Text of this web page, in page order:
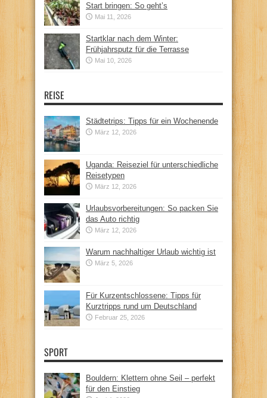
Start bringen: So geht’s
Mai 11, 2026
Startklar nach dem Winter:
Frühjahrsputz für die Terrasse
Mai 10, 2026
REISE
Städtetrips: Tipps für ein Wochenende
März 12, 2026
Uganda: Reiseziel für unterschiedliche
Reisetypen
März 12, 2026
Urlaubsvorbereitungen: So packen Sie
das Auto richtig
März 12, 2026
Warum nachhaltiger Urlaub wichtig ist
März 5, 2026
Für Kurzentschlossene: Tipps für
Kurztripps rund um Deutschland
Februar 25, 2026
SPORT
Bouldern: Klettern ohne Seil – perfekt
für den Einstieg